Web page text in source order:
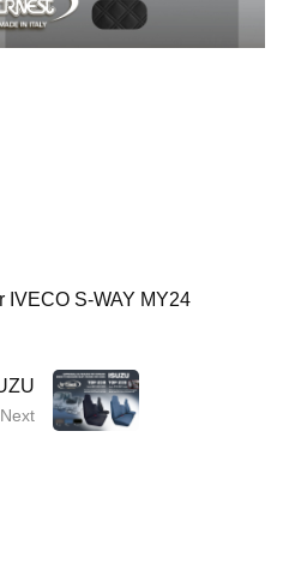
IVECO S-WAY MY24
Next